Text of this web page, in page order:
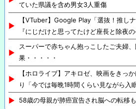
ていた県議を含め男女3人重傷
【VTuber】Google Play「選抜！推し
『にじだけと思ってたけど座長と除夜
スーパーで赤ちゃん抱っこしたご夫婦
果・・・・・
【ホロライブ】アキロゼ、映画をきっ
り「今では毎晩1時間くらい見ながら入
58歳の母親が肺癌宣告され脳への転移